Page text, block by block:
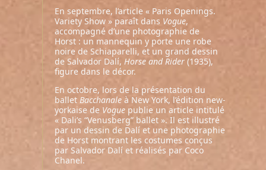
En septembre, l’article « Paris Openings.
Variety Show » paraît dans Vogue,
accompagné d’une photographie de
Horst : un mannequin y porte une robe
noire de Schiaparelli, et un grand dessin
de Salvador Dalí, Horse and Rider(1935),
figure dans le décor.
En octobre, lors de la présentation du
ballet Bacchanaleà New York, l’édition new-
yorkaise de Voguepublie un article intitulé
« Dali’s “Venusberg” ballet ». Il est illustré
par un dessin de Dalí et une photographie
de Horst montrant les costumes conçus
par Salvador Dalí et réalisés par Coco
Chanel.